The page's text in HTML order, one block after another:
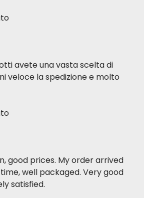
avete una vasta scelta di
veloce la spedizione e molto
good prices. My order arrived
well packaged. Very good
satisfied.